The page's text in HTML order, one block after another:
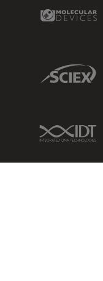
Sciex
IDT Link